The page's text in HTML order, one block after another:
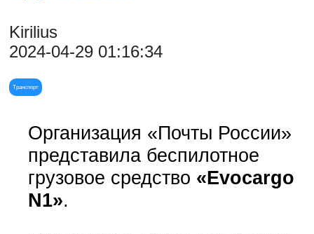
Kirilius
2024-04-29 01:16:34
Транспорт
Организация «Почты России»
представила беспилотное
грузовое средство «Evocargo
N1».